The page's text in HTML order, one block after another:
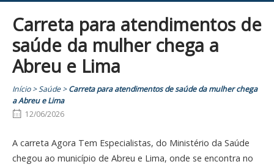
Carreta para atendimentos de
saúde da mulher chega a
Abreu e Lima
Início>Saúde>Carreta para atendimentos de saúde da mulher chega
a Abreu e Lima
12/06/2026
A carreta Agora Tem Especialistas, do Ministério da Saúde
chegou ao município de Abreu e Lima, onde se encontra no